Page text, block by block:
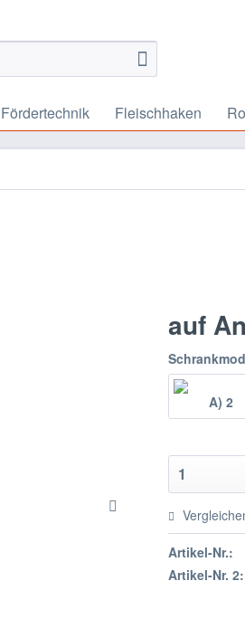
Fördertechnik Fleischhaken
auf
Artikel-Nr.:
Artikel-Nr. 2: